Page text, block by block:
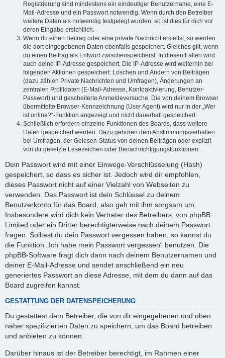
Registrierung sind mindestens ein eindeutiger Benutzername, eine E-
Mail-Adresse und ein Passwort notwendig. Wenn durch den Betreiber
weitere Daten als notwendig festgelegt wurden, so ist dies für dich vor
deren Eingabe ersichtlich.
Wenn du einen Beitrag oder eine private Nachricht erstellst, so werden
die dort eingegebenen Daten ebenfalls gespeichert. Gleiches gilt, wenn
du einen Beitrag als Entwurf zwischenspeicherst. In diesen Fällen wird
auch deine IP-Adresse gespeichert. Die IP-Adresse wird weiterhin bei
folgenden Aktionen gespeichert: Löschen und Ändern von Beiträgen
(dazu zählen Private Nachrichten und Umfragen), Änderungen an
zentralen Profildaten (E-Mail-Adresse, Kontoaktivierung, Benutzer-
Passwort) und gescheiterte Anmeldeversuche. Die von deinem Browser
übermittelte Browser-Kennzeichnung (User Agent) wird nur in der „Wer
ist online?“-Funktion angezeigt und nicht dauerhaft gespeichert.
Schließlich erfordern einzelne Funktionen des Boards, dass weitere
Daten gespeichert werden. Dazu gehören dein Abstimmungsverhalten
bei Umfragen, der Gelesen-Status von deinen Beiträgen oder explizit
von dir gesetzte Lesezeichen oder Benachrichtigungsfunktionen.
Dein Passwort wird mit einer Einwege-Verschlüsselung (Hash)
gespeichert, so dass es sicher ist. Jedoch wird dir empfohlen,
dieses Passwort nicht auf einer Vielzahl von Webseiten zu
verwenden. Das Passwort ist dein Schlüssel zu deinem
Benutzerkonto für das Board, also geh mit ihm sorgsam um.
Insbesondere wird dich kein Vertreter des Betreibers, von phpBB
Limited oder ein Dritter berechtigterweise nach deinem Passwort
fragen. Solltest du dein Passwort vergessen haben, so kannst du
die Funktion „Ich habe mein Passwort vergessen“ benutzen. Die
phpBB-Software fragt dich dann nach deinem Benutzernamen und
deiner E-Mail-Adresse und sendet anschließend ein neu
generiertes Passwort an diese Adresse, mit dem du dann auf das
Board zugreifen kannst.
GESTATTUNG DER DATENSPEICHERUNG
Du gestattest dem Betreiber, die von dir eingegebenen und oben
näher spezifizierten Daten zu speichern, um das Board betreiben
und anbieten zu können.
Darüber hinaus ist der Betreiber berechtigt, im Rahmen einer